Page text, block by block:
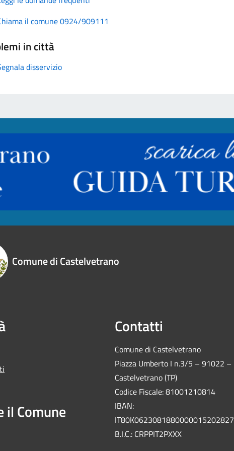
il comune 0924/909111
in città
disservizio
Comune di Castelvetrano
il Comune
Contatti
Comune di Castelvetrano
Piazza Umberto I n.3/5 – 91022 –
Castelvetrano (TP)
Codice Fiscale: 81001210814
IBAN:
IT80K0623081880000015202827
B.I.C.: CRPPIT2PXXX